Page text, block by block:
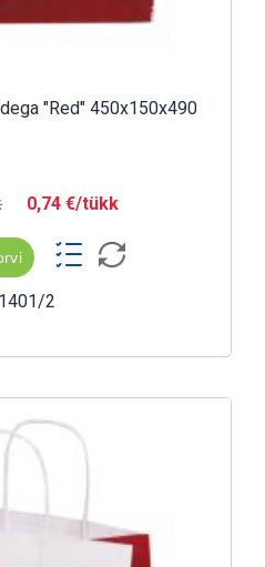
"Red" 450x150x490
0,74 €/tükk
2